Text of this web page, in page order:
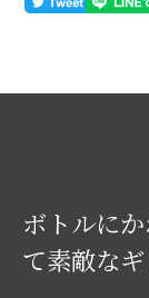
ボトルに
て素敵なギ